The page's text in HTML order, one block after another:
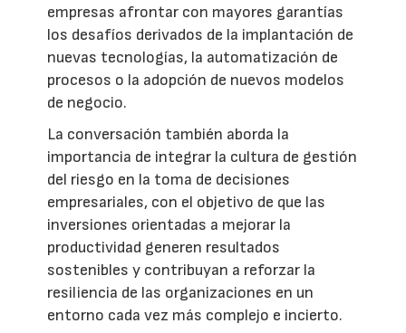
empresas afrontar con mayores garantías
los desafíos derivados de la implantación de
nuevas tecnologías, la automatización de
procesos o la adopción de nuevos modelos
de negocio.
La conversación también aborda la
importancia de integrar la cultura de gestión
del riesgo en la toma de decisiones
empresariales, con el objetivo de que las
inversiones orientadas a mejorar la
productividad generen resultados
sostenibles y contribuyan a reforzar la
resiliencia de las organizaciones en un
entorno cada vez más complejo e incierto.